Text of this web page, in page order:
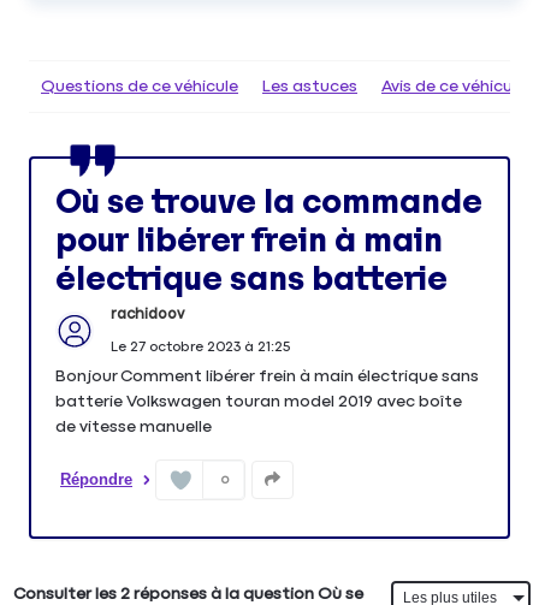
Questions de ce véhicule Les astuces Avis de ce véhicule
Où se trouve la commande
pour libérer frein à main
électrique sans batterie
rachidoov
Le 27 octobre 2023à 21:25
Bonjour Comment libérer frein à main électrique sans
batterie Volkswagen touran model 2019 avec boîte
de vitesse manuelle
Répondre 0
Consulter les 2 réponses à la question Où se